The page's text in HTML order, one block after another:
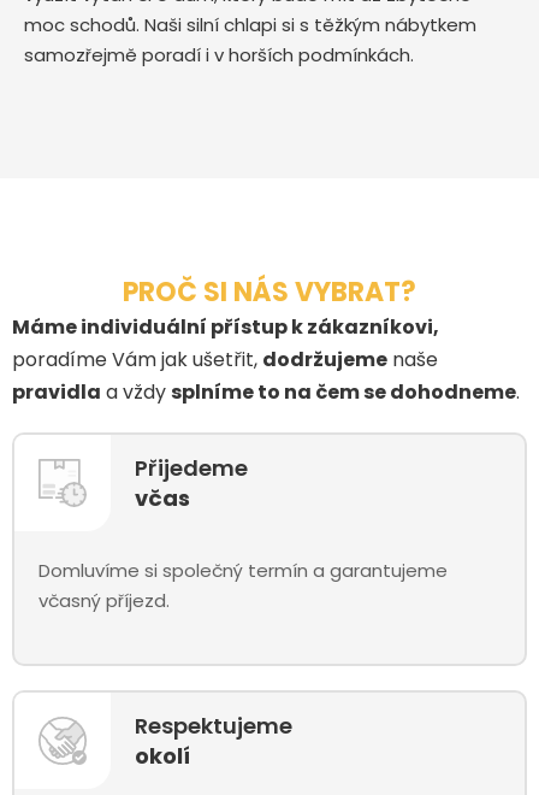
moc schodů. Naši silní chlapi si s těžkým nábytkem
samozřejmě poradí i v horších podmínkách.
PROČ SI NÁS VYBRAT?
Máme individuální přístup k zákazníkovi,
poradíme Vám jak ušetřit, dodržujeme naše
pravidla a vždy splníme to na čem se dohodneme.
Přijedeme
včas
Domluvíme si společný termín a garantujeme
včasný příjezd.
Respektujeme
okolí